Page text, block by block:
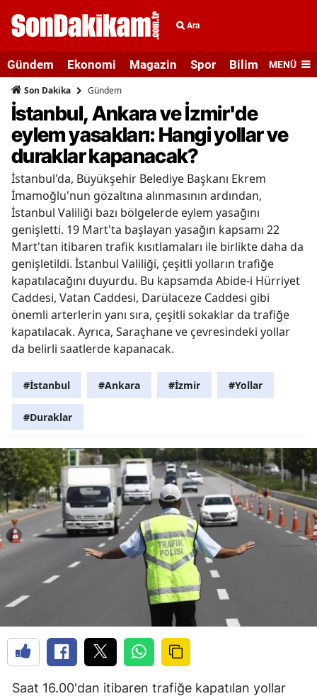
Ara
Gündem Ekonomi Magazin Spor Bilim veMENÜ
Son Dakika Gündem
İstanbul, Ankara ve İzmir'de
eylem yasakları: Hangi yollar ve
duraklar kapanacak?
İstanbul'da, Büyükşehir Belediye Başkanı Ekrem
İmamoğlu'nun gözaltına alınmasının ardından,
İstanbul Valiliği bazı bölgelerde eylem yasağını
genişletti. 19 Mart'ta başlayan yasağın kapsamı 22
Mart'tan itibaren trafik kısıtlamaları ile birlikte daha da
genişletildi. İstanbul Valiliği, çeşitli yolların trafiğe
kapatılacağını duyurdu. Bu kapsamda Abide-i Hürriyet
Caddesi, Vatan Caddesi, Darülaceze Caddesi gibi
önemli arterlerin yanı sıra, çeşitli sokaklar da trafiğe
kapatılacak. Ayrıca, Saraçhane ve çevresindeki yollar
da belirli saatlerde kapanacak.
#İstanbul #Ankara #İzmir #Yollar
#Duraklar
Saat 16.00'dan itibaren trafiğe kapatılan yollar